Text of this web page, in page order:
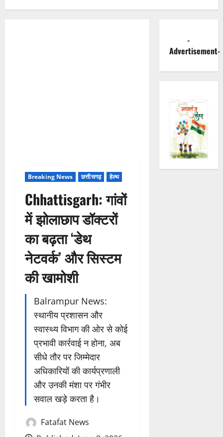
Breaking News छत्तीसगढ़ हेल्थ
Chhattisgarh: गांवों
में झोलाछाप डॉक्टरों
का बढ़ता ‘डेथ
नेटवर्क’ और सिस्टम
की खामोशी
Balrampur News:
स्थानीय प्रशासन और
स्वास्थ्य विभाग की ओर से कोई
प्रभावी कार्रवाई न होना, अब
सीधे तौर पर जिम्मेदार
अधिकारियों की कार्यप्रणाली
और उनकी मंशा पर गंभीर
सवाल खड़े करता है।
Fatafat News
-
Advertisement-